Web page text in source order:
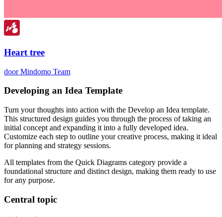
Heart tree
door Mindomo Team
Developing an Idea Template
Turn your thoughts into action with the Develop an Idea template.
This structured design guides you through the process of taking an
initial concept and expanding it into a fully developed idea.
Customize each step to outline your creative process, making it ideal
for planning and strategy sessions.
All templates from the Quick Diagrams category provide a
foundational structure and distinct design, making them ready to use
for any purpose.
Central topic